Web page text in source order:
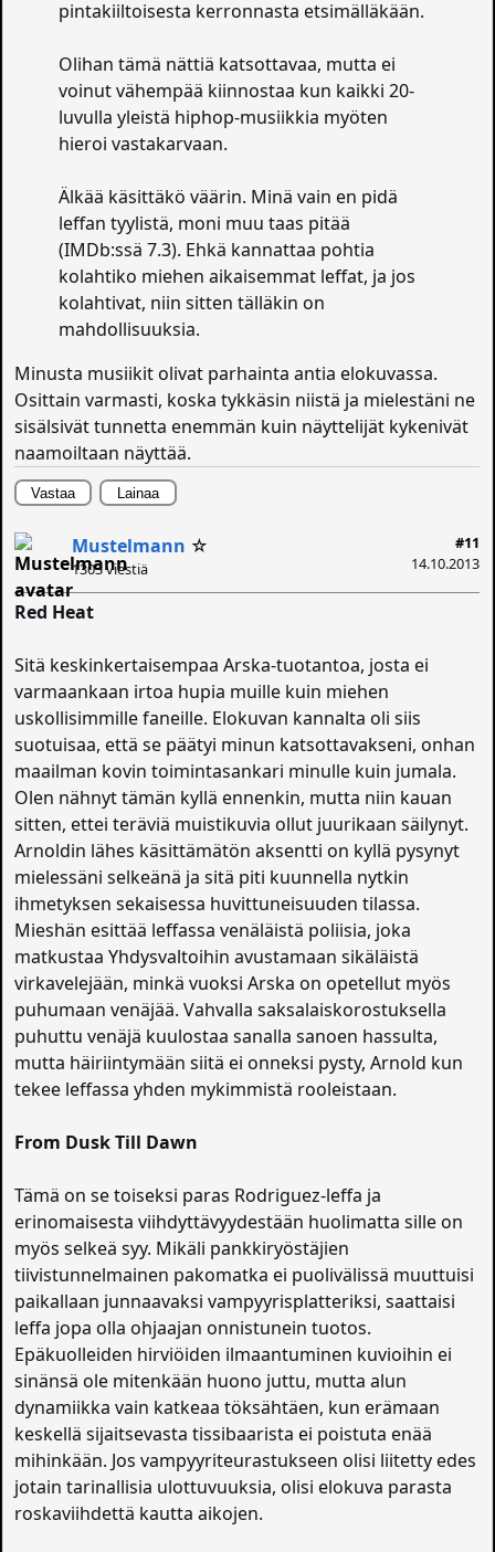
pintakiiltoisesta kerronnasta etsimälläkään.
Olihan tämä nättiä katsottavaa, mutta ei
voinut vähempää kiinnostaa kun kaikki 20-
luvulla yleistä hiphop-musiikkia myöten
hieroi vastakarvaan.
Älkää käsittäkö väärin. Minä vain en pidä
leffan tyylistä, moni muu taas pitää
(IMDb:ssä 7.3). Ehkä kannattaa pohtia
kolahtiko miehen aikaisemmat leffat, ja jos
kolahtivat, niin sitten tälläkin on
mahdollisuuksia.
Minusta musiikit olivat parhainta antia elokuvassa.
Osittain varmasti, koska tykkäsin niistä ja mielestäni ne
sisälsivät tunnetta enemmän kuin näyttelijät kykenivät
naamoiltaan näyttää.
Vastaa Lainaa
#11
14.10.2013
Mustelmann ☆
1303 viestiä
Red Heat
Sitä keskinkertaisempaa Arska-tuotantoa, josta ei
varmaankaan irtoa hupia muille kuin miehen
uskollisimmille faneille. Elokuvan kannalta oli siis
suotuisaa, että se päätyi minun katsottavakseni, onhan
maailman kovin toimintasankari minulle kuin jumala.
Olen nähnyt tämän kyllä ennenkin, mutta niin kauan
sitten, ettei teräviä muistikuvia ollut juurikaan säilynyt.
Arnoldin lähes käsittämätön aksentti on kyllä pysynyt
mielessäni selkeänä ja sitä piti kuunnella nytkin
ihmetyksen sekaisessa huvittuneisuuden tilassa.
Mieshän esittää leffassa venäläistä poliisia, joka
matkustaa Yhdysvaltoihin avustamaan sikäläistä
virkavelejään, minkä vuoksi Arska on opetellut myös
puhumaan venäjää. Vahvalla saksalaiskorostuksella
puhuttu venäjä kuulostaa sanalla sanoen hassulta,
mutta häiriintymään siitä ei onneksi pysty, Arnold kun
tekee leffassa yhden mykimmistä rooleistaan.
From Dusk Till Dawn
Tämä on se toiseksi paras Rodriguez-leffa ja
erinomaisesta viihdyttävyydestään huolimatta sille on
myös selkeä syy. Mikäli pankkiryöstäjien
tiivistunnelmainen pakomatka ei puolivälissä muuttuisi
paikallaan junnaavaksi vampyyrisplatteriksi, saattaisi
leffa jopa olla ohjaajan onnistunein tuotos.
Epäkuolleiden hirviöiden ilmaantuminen kuvioihin ei
sinänsä ole mitenkään huono juttu, mutta alun
dynamiikka vain katkeaa töksähtäen, kun erämaan
keskellä sijaitsevasta tissibaarista ei poistuta enää
mihinkään. Jos vampyyriteurastukseen olisi liitetty edes
jotain tarinallisia ulottuvuuksia, olisi elokuva parasta
roskaviihdettä kautta aikojen.